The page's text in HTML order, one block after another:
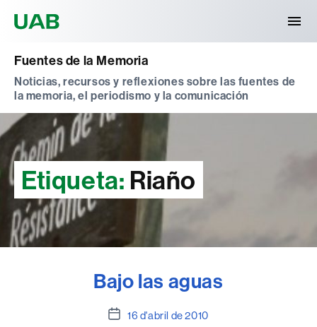
Fuentes de la Memoria
Noticias, recursos y reflexiones sobre las fuentes de
la memoria, el periodismo y la comunicación
Etiqueta: Riaño
Bajo las aguas
Data16 d'abril de 2010